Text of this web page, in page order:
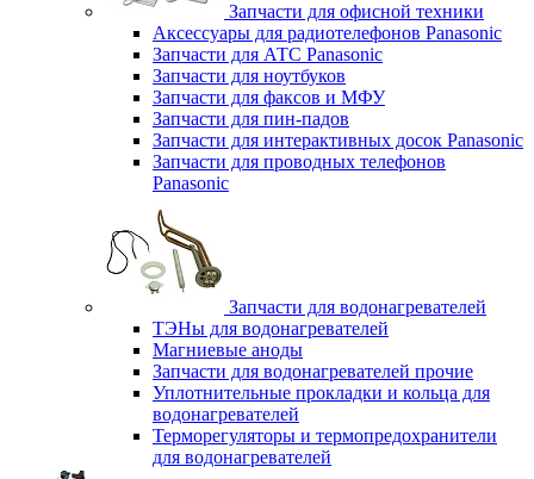
Запчасти для офисной техники
Аксессуары для радиотелефонов Panasonic
Запчасти для АТС Panasonic
Запчасти для ноутбуков
Запчасти для факсов и МФУ
Запчасти для пин-падов
Запчасти для интерактивных досок Panasonic
Запчасти для проводных телефонов
Panasonic
Запчасти для водонагревателей
ТЭНы для водонагревателей
Магниевые аноды
Запчасти для водонагревателей прочие
Уплотнительные прокладки и кольца для
водонагревателей
Терморегуляторы и термопредохранители
для водонагревателей